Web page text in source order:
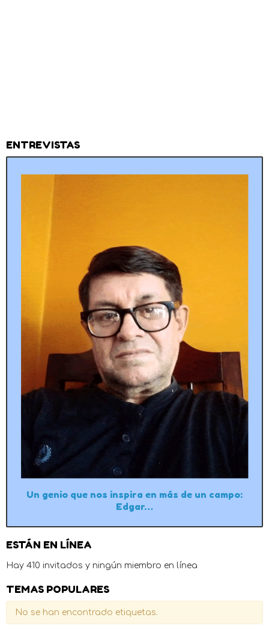
ENTREVISTAS
Un genio que nos inspira en más de un campo:
Edgar…
ESTÁN EN LÍNEA
Hay 410 invitados y ningún miembro en línea
TEMAS POPULARES
No se han encontrado etiquetas.